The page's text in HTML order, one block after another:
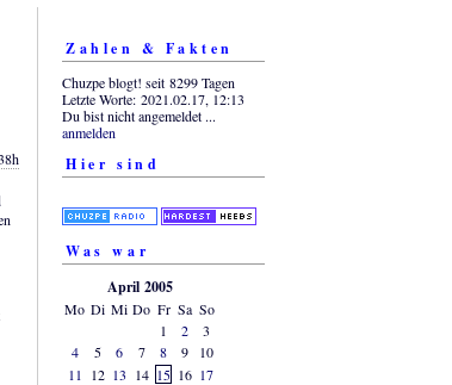
Zahlen & Fakten
Chuzpe blogt! seit 8299 Tagen
Letzte Worte: 2021.02.17, 12:13
Du bist nicht angemeldet ...
anmelden
Hier sind
Was war
April 2005
Mo Di Mi Do Fr Sa So
1
2
3
4
5 6 7 8 9
10
11
12 13 14 15 16 17